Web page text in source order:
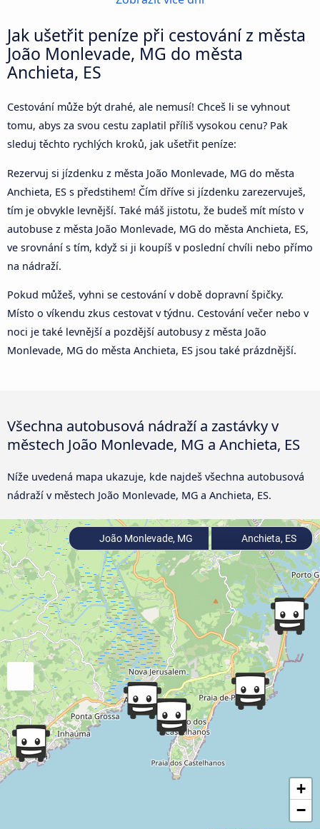
Jak ušetřit peníze při cestování z města
João Monlevade, MG do města
Anchieta, ES
Cestování může být drahé, ale nemusí! Chceš li se vyhnout
tomu, abys za svou cestu zaplatil příliš vysokou cenu? Pak
sleduj těchto rychlých kroků, jak ušetřit peníze:
Rezervuj si jízdenku z města João Monlevade, MG do města
Anchieta, ES s předstihem! Čím dříve si jízdenku zarezervuješ,
tím je obvykle levnější. Také máš jistotu, že budeš mít místo v
autobuse z města João Monlevade, MG do města Anchieta, ES,
ve srovnání s tím, když si ji koupíš v poslední chvíli nebo přímo
na nádraží.
Pokud můžeš, vyhni se cestování v době dopravní špičky.
Místo o víkendu zkus cestovat v týdnu. Cestování večer nebo v
noci je také levnější a pozdější autobusy z města João
Monlevade, MG do města Anchieta, ES jsou také prázdnější.
Všechna autobusová nádraží a zastávky v
městech João Monlevade, MG a Anchieta, ES
Níže uvedená mapa ukazuje, kde najdeš všechna autobusová
nádraží v městech João Monlevade, MG a Anchieta, ES.
+
−
João Monlevade, MG Anchieta, ES